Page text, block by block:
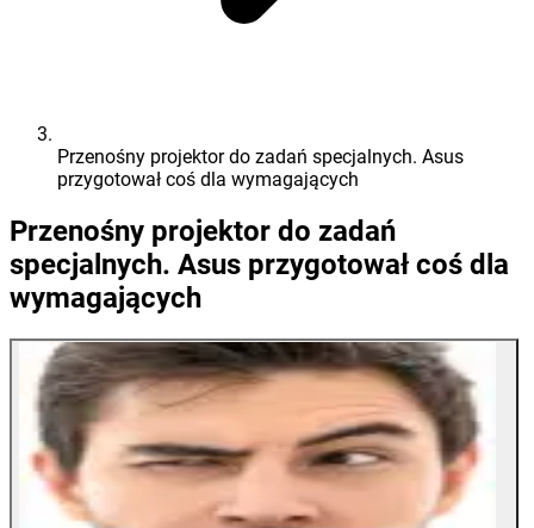
Przenośny projektor do zadań specjalnych. Asus
przygotował coś dla wymagających
Przenośny projektor do zadań
specjalnych. Asus przygotował coś dla
wymagających